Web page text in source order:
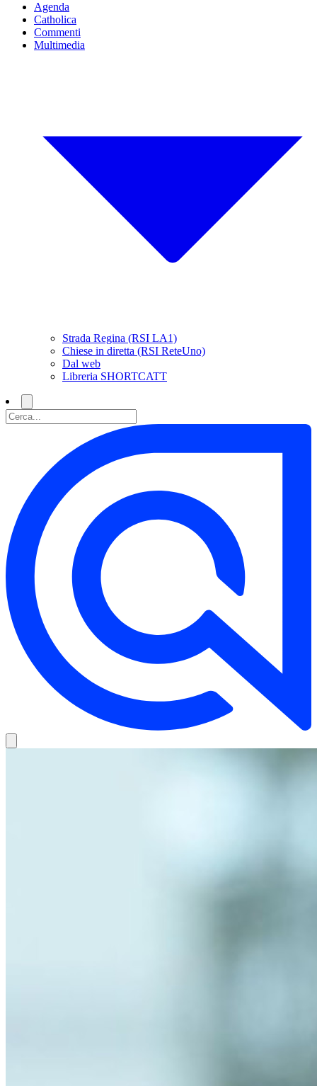
Agenda
Catholica
Commenti
Multimedia
Strada Regina (RSI LA1)
Chiese in diretta (RSI ReteUno)
Dal web
Libreria SHORTCATT